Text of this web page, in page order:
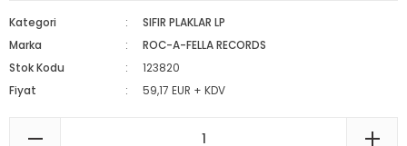
Kategori
SIFIR PLAKLAR LP
Marka
ROC-A-FELLA RECORDS
Stok Kodu
123820
Fiyat
59,17 EUR + KDV